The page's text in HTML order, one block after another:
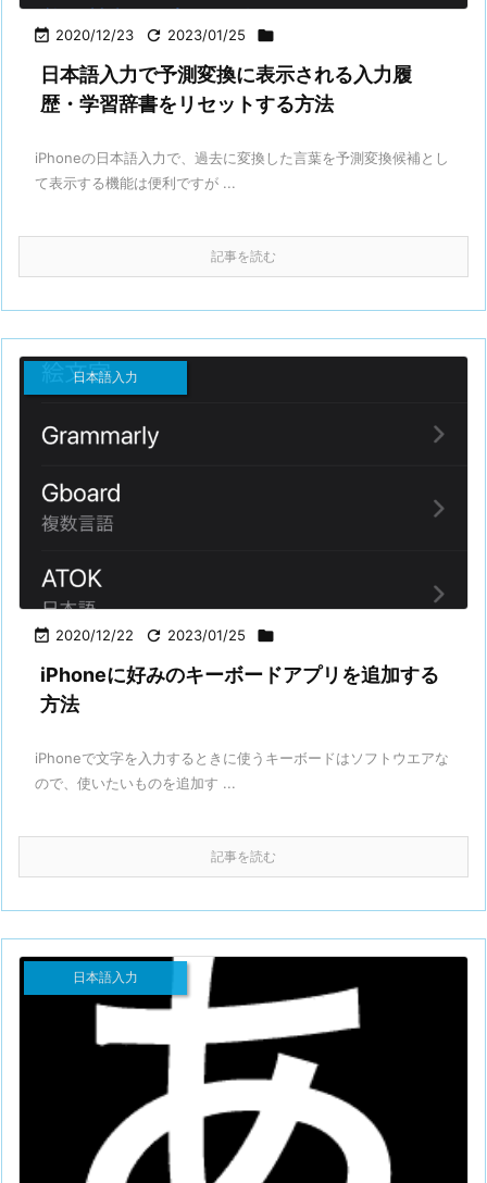
 2020/12/23  2023/01/25 
日本語入力で予測変換に表示される入力履
歴・学習辞書をリセットする方法
iPhoneの日本語入力で、過去に変換した言葉を予測変換候補とし
て表示する機能は便利ですが ...
記事を読む
 2020/12/22  2023/01/25 
日本語入力
iPhoneに好みのキーボードアプリを追加する
方法
iPhoneで文字を入力するときに使うキーボードはソフトウエアな
ので、使いたいものを追加す ...
記事を読む
日本語入力